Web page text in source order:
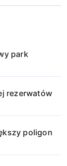
park
rezerwatów
poligon